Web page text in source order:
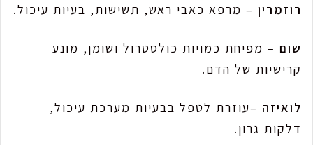
רוזמרין – מרפא כאבי ראש, תשישות, בעיות עיכול.
שום – מפיחת כמויות כולסטרול ושומן, מונע
קרישיות של הדם.
לואיזה –עוזרת לטפל בבעיות מערכת עיכול,
דלקות גרון.